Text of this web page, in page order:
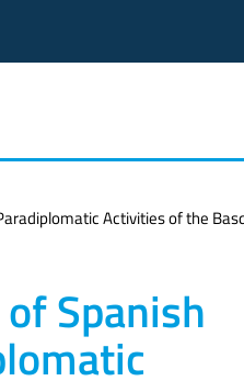
Activities of the
Spanish